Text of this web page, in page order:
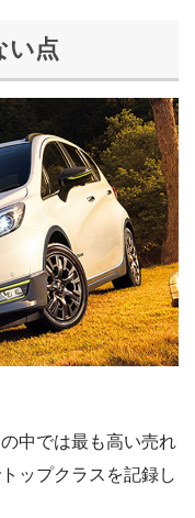
い点
中では最も高い売れ
ップクラスを記録し